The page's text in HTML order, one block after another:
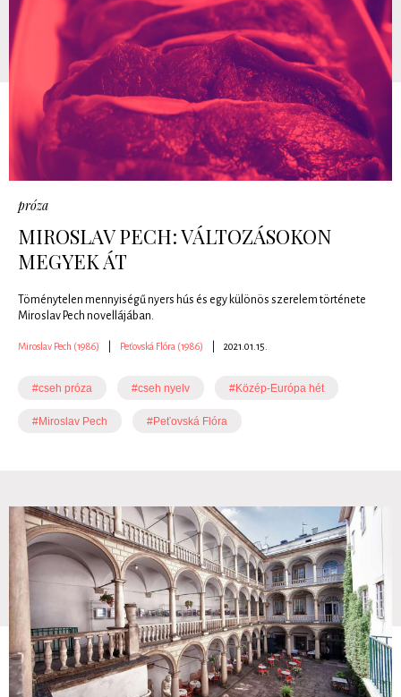
próza
MIROSLAV PECH: VÁLTOZÁSOKON
MEGYEK ÁT
Töménytelen mennyiségű nyers hús és egy különös szerelem története
Miroslav Pech novellájában.
Miroslav Pech (1986) Peťovská Flóra (1986) 2021.01.15.
#cseh próza #cseh nyelv #Közép-Európa hét
#Miroslav Pech #Peťovská Flóra